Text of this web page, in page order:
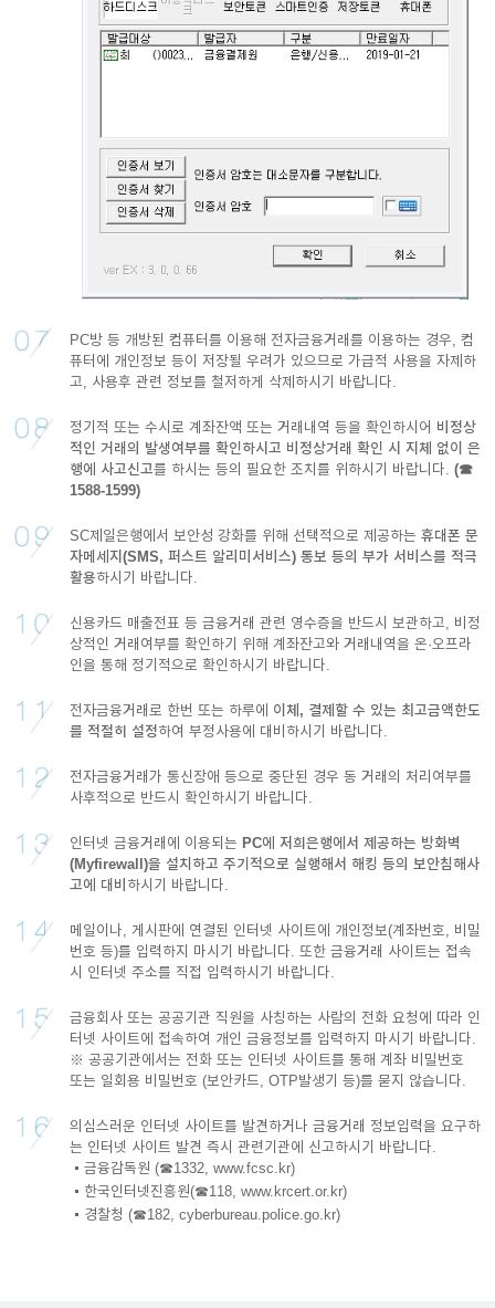
PC방 등 개방된 컴퓨터를 이용해 전자금융거래를 이용하는 경우, 컴
퓨터에 개인정보 등이 저장될 우려가 있으므로 가급적 사용을 자제하
고, 사용후 관련 정보를 철저하게 삭제하시기 바랍니다.
정기적 또는 수시로 계좌잔액 또는 거래내역 등을 확인하시어 비정상
적인 거래의 발생여부를 확인하시고 비정상거래 확인 시 지체 없이 은
행에 사고신고를 하시는 등의 필요한 조치를 위하시기 바랍니다. (☎
1588-1599)
SC제일은행에서 보안성 강화를 위해 선택적으로 제공하는 휴대폰 문
자메세지(SMS, 퍼스트 알리미서비스) 통보 등의 부가 서비스를 적극
활용하시기 바랍니다.
신용카드 매출전표 등 금융거래 관련 영수증을 반드시 보관하고, 비정
상적인 거래여부를 확인하기 위해 계좌잔고와 거래내역을 온·오프라
인을 통해 정기적으로 확인하시기 바랍니다.
전자금융거래로 한번 또는 하루에 이체, 결제할 수 있는 최고금액한도
를 적절히 설정하여 부정사용에 대비하시기 바랍니다.
전자금융거래가 통신장애 등으로 중단된 경우 동 거래의 처리여부를
사후적으로 반드시 확인하시기 바랍니다.
인터넷 금융거래에 이용되는 PC에 저희은행에서 제공하는 방화벽
(Myfirewall)을 설치하고 주기적으로 실행해서 해킹 등의 보안침해사
고에 대비 하시기 바랍니다.
메일이나, 게시판에 연결된 인터넷 사이트에 개인정보(계좌번호, 비밀
번호 등)를 입력하지 마시기 바랍니다. 또한 금융거래 사이트는 접속
시 인터넷 주소를 직접 입력하시기 바랍니다.
금융회사 또는 공공기관 직원을 사칭하는 사람의 전화 요청에 따라 인
터넷 사이트에 접속하여 개인 금융정보를 입력하지 마시기 바랍니다.
※ 공공기관에서는 전화 또는 인터넷 사이트를 통해 계좌 비밀번호
또는 일회용 비밀번호 (보안카드, OTP발생기 등)를 묻지 않습니다.
의심스러운 인터넷 사이트를 발견하거나 금융거래 정보입력을 요구하
는 인터넷 사이트 발견 즉시 관련기관에 신고하시기 바랍니다.
금융감독원 (☎1332, www.fcsc.kr)
한국인터넷진흥원(☎118, www.krcert.or.kr)
경찰청 (☎182, cyberbureau.police.go.kr)